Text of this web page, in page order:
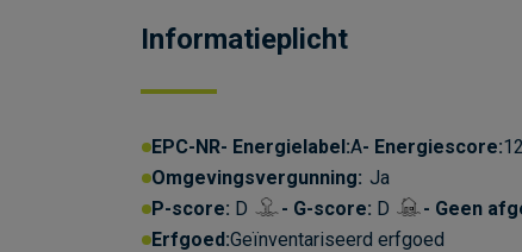
Informatieplicht
EPC-NR Energielabel:A Energiescore:
Omgevingsvergunning: Ja
P-score: D G-score: D
Geen
Erfgoed:Geïnventariseerd erfgoed